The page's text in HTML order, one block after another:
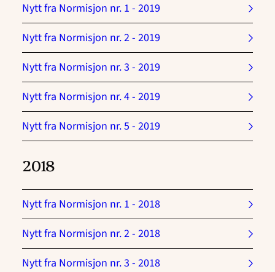
Nytt fra Normisjon nr. 1 - 2019
Nytt fra Normisjon nr. 2 - 2019
Nytt fra Normisjon nr. 3 - 2019
Nytt fra Normisjon nr. 4 - 2019
Nytt fra Normisjon nr. 5 - 2019
2018
Nytt fra Normisjon nr. 1 - 2018
Nytt fra Normisjon nr. 2 - 2018
Nytt fra Normisjon nr. 3 - 2018